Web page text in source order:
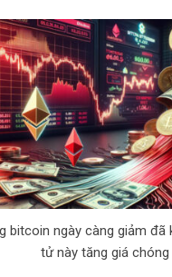
bitcoin ngày càng giảm đã
tử này tăng giá chóng